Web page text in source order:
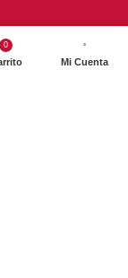
0
Mi Cuenta